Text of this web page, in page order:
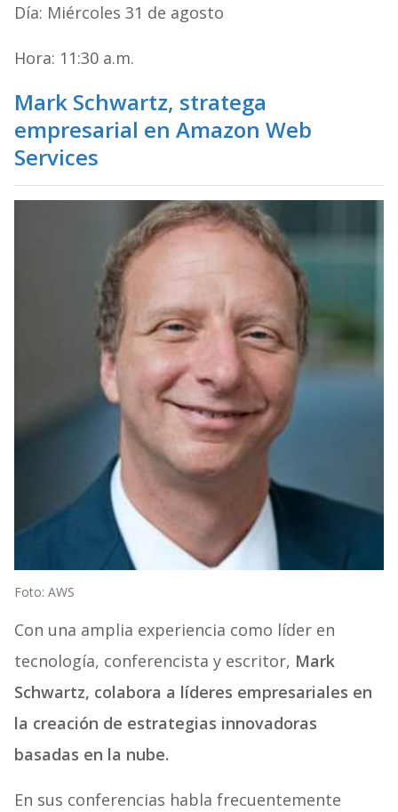
Día: Miércoles 31 de agosto
Hora: 11:30 a.m.
Mark Schwartz, stratega
empresarial en Amazon Web
Services
Foto: AWS
Con una amplia experiencia como líder en
tecnología, conferencista y escritor, Mark
Schwartz, colabora a líderes empresariales en
la creación de estrategias innovadoras
basadas en la nube.
En sus conferencias habla frecuentemente